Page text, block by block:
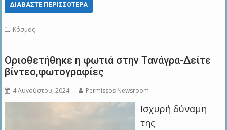
ΔΙΑΒΆΣΤΕ ΠΕΡΙΣΣΌΤΕΡΑ
Κόσμος
Οριοθετήθηκε η φωτιά στην Τανάγρα-Δείτε
βίντεο,φωτογραφίες
4 Αυγούστου, 2024 Permissos Newsroom
Ισχυρή δύναμη
της